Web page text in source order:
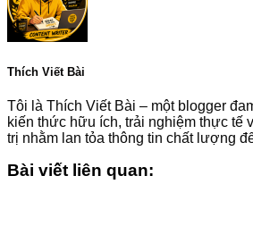
Thích Viết Bài
Tôi là Thích Viết Bài – một blogger
kiến thức hữu ích, trải nghiệm thực tế
trị nhằm lan tỏa thông tin chất lượng
Bài viết liên quan: